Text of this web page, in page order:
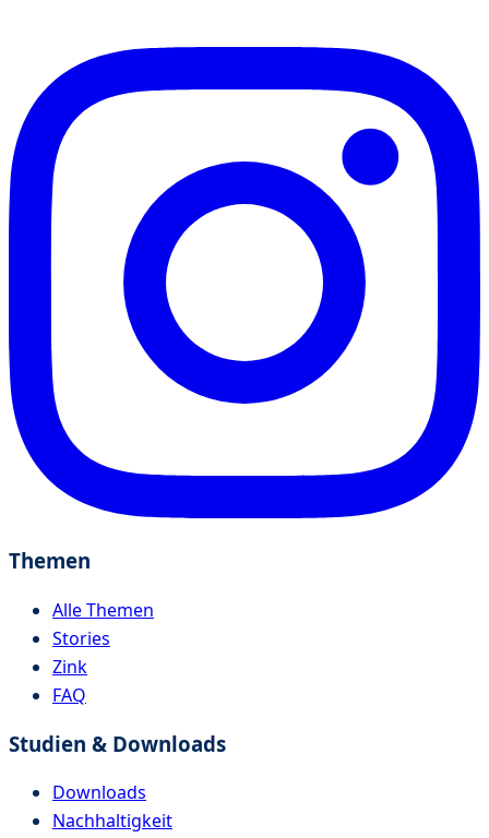
Themen
Alle Themen
Stories
Zink
FAQ
Studien & Downloads
Downloads
Nachhaltigkeit